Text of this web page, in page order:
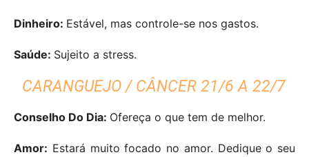
Dinheiro: Estável, mas controle-se nos gastos.
Saúde: Sujeito a stress.
CARANGUEJO / CÂNCER 21/6 A 22/7
Conselho Do Dia: Ofereça o que tem de melhor.
Amor: Estará muito focado no amor. Dedique o seu